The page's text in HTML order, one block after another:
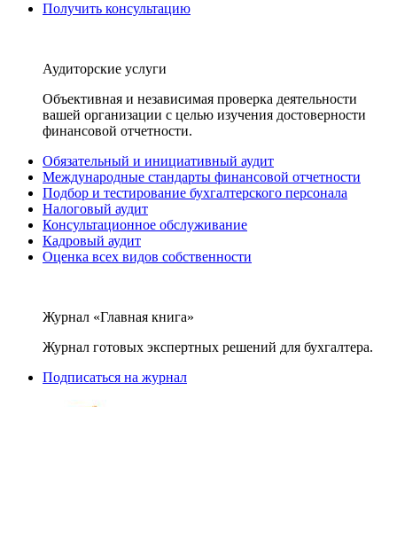
Получить консультацию
Аудиторские услуги
Объективная и независимая проверка деятельности
вашей организации с целью изучения достоверности
финансовой отчетности.
Обязательный и инициативный аудит
Международные стандарты финансовой отчетности
Подбор и тестирование бухгалтерского персонала
Налоговый аудит
Консультационное обслуживание
Кадровый аудит
Оценка всех видов собственности
Журнал «Главная книга»
Журнал готовых экспертных решений для бухгалтера.
Подписаться на журнал